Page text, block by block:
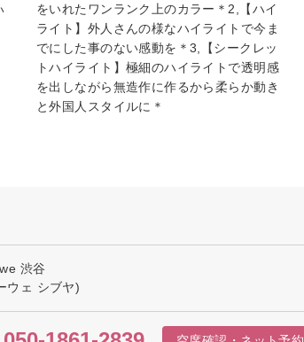
をいれたワンランク上のカラー＊2,【ハイ
ライト】外人さんの様なハイライトで今ま
でにした事のない感動を＊3,【シークレッ
トハイライト】極細のハイライトで透明感
を出しながら無造作に作るから柔らか動き
と外国人スタイルに＊
渋谷
ウェ シブヤ)